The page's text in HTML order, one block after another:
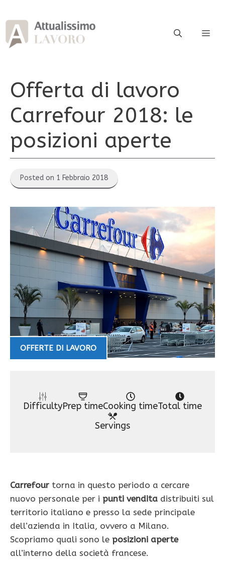
al
contenuto
Offerta di lavoro
Carrefour 2018: le
posizioni aperte
Posted on 1 Febbraio 2018
OFFERTE DI LAVORO
DifficultyPrep timeCooking timeTotal time
Servings
Carrefour torna in questo periodo a cercare
nuovo personale per i punti vendita distribuiti sul
territorio italiano e presso la sede principale
dell’azienda in Italia, ovvero a Milano.
Scopriamo quali sono le posizioni aperte
all’interno della società francese.